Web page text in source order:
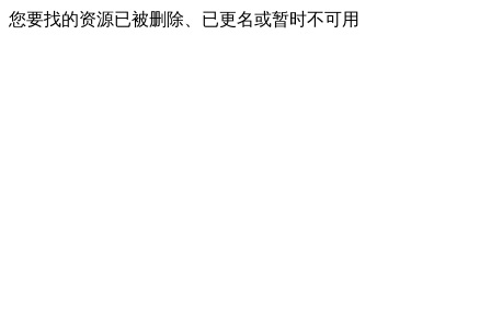
您要找的资源已被删除、已更名或暂时不可用